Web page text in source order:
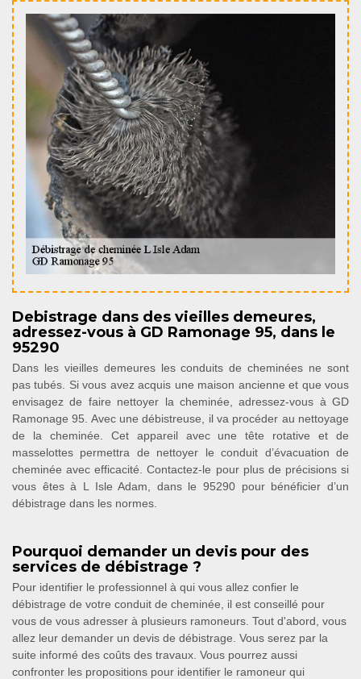
Debistrage dans des vieilles demeures,
adressez-vous à GD Ramonage 95, dans le
95290
Dans les vieilles demeures les conduits de cheminées ne sont
pas tubés. Si vous avez acquis une maison ancienne et que vous
envisagez de faire nettoyer la cheminée, adressez-vous à GD
Ramonage 95. Avec une débistreuse, il va procéder au nettoyage
de la cheminée. Cet appareil avec une tête rotative et de
masselottes permettra de nettoyer le conduit d’évacuation de
cheminée avec efficacité. Contactez-le pour plus de précisions si
vous êtes à L Isle Adam, dans le 95290 pour bénéficier d’un
débistrage dans les normes.
Pourquoi demander un devis pour des
services de débistrage ?
Pour identifier le professionnel à qui vous allez confier le
débistrage de votre conduit de cheminée, il est conseillé pour
vous de vous adresser à plusieurs ramoneurs. Tout d'abord, vous
allez leur demander un devis de débistrage. Vous serez par la
suite informé des coûts des travaux. Vous pourrez aussi
confronter les propositions pour identifier le ramoneur qui